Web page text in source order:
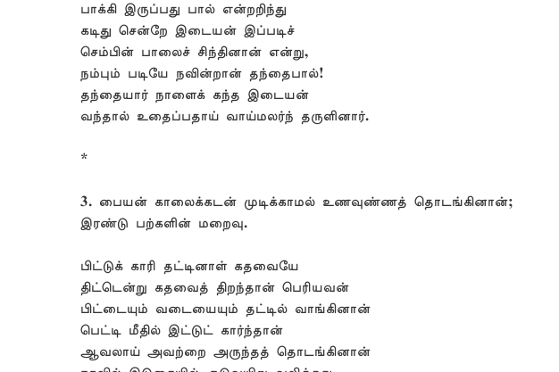
பாக்கி இருப்பது பால் என்றறிந்து
கடிது சென்றே இடையன் இப்படிச்
செம்பின் பாலைச் சிந்தினான் என்று,
நம்பும் படியே நவின்றான் தந்தைபால்!
தந்தையார் நாளைக் கந்த இடையன்
வந்தால் உதைப்பதாய் வாய்மலர்ந் தருளினார்.
*
3. பையன் காலைக்கடன் முடிக்காமல் உணவுண்ணத் தொடங்கினான்;
இரண்டு பற்களின் மறைவு.
பிட்டுக் காரி தட்டினாள் கதவையே
திட்டென்று கதவைத் திறந்தான் பெரியவன்
பிட்டையும் வடையையும் தட்டில் வாங்கினான்
பெட்டி மீதில் இட்டுட் கார்ந்தான்
ஆவலாய் அவற்றை அருந்தத் தொடங்கினான்